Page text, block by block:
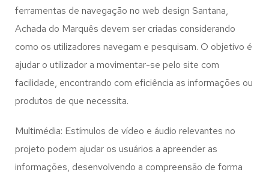
ferramentas de navegação no web design Santana,
Achada do Marquês devem ser criadas considerando
como os utilizadores navegam e pesquisam. O objetivo é
ajudar o utilizador a movimentar-se pelo site com
facilidade, encontrando com eficiência as informações ou
produtos de que necessita.
Multimédia: Estímulos de vídeo e áudio relevantes no
projeto podem ajudar os usuários a apreender as
informações, desenvolvendo a compreensão de forma